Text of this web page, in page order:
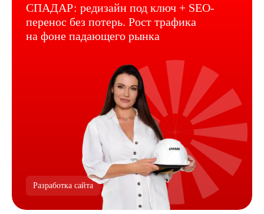
СПАДАР: редизайн под ключ + SEO-
перенос без потерь. Рост трафика
на фоне падающего рынка
Разработка сайта